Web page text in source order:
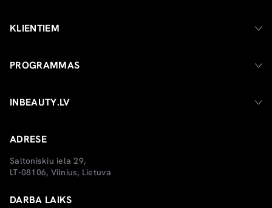
KLIENTIEM
PROGRAMMAS
INBEAUTY.LV
ADRESE
Saltoniskiu iela 29,
LT-08106, Vilnius, Lietuva
DARBA LAIKS